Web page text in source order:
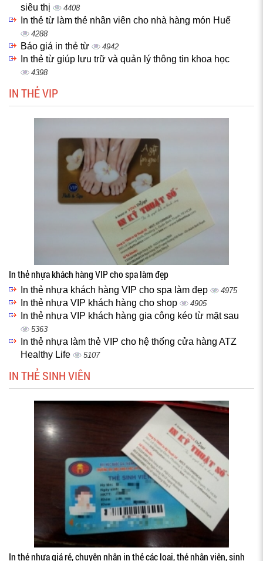
siêu thị
4408
In thẻ từ làm thẻ nhân viên cho nhà hàng món Huế
4288
Báo giá in thẻ từ 4942
In thẻ từ giúp lưu trữ và quản lý thông tin khoa học
4398
IN THẺ VIP
In thẻ nhựa khách hàng VIP cho spa làm đẹp
In thẻ nhựa khách hàng VIP cho spa làm đẹp 4975
In thẻ nhựa VIP khách hàng cho shop 4905
In thẻ nhựa VIP khách hàng gia công kéo từ mặt sau
5363
In thẻ nhựa làm thẻ VIP cho hệ thống cửa hàng ATZ
Healthy Life
5107
IN THẺ SINH VIÊN
In thẻ nhựa giá rẻ, chuyên nhận in thẻ các loại, thẻ nhân viên, sinh